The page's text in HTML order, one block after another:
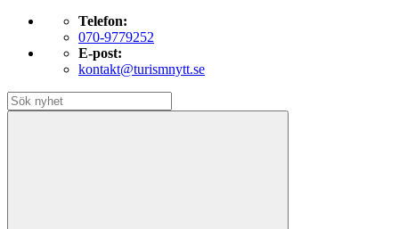
Telefon:
070-9779252
E-post:
kontakt@turismnytt.se